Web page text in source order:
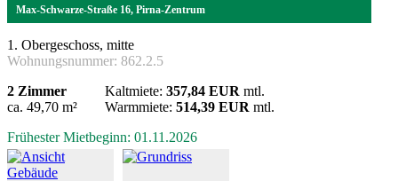
Max-Schwarze-Straße 16, Pirna-Zentrum
1. Obergeschoss, mitte
Wohnungsnummer: 862.2.5
2 Zimmer
ca. 49,70 m²
Kaltmiete: 357,84 EUR mtl.
Warmmiete: 514,39 EUR mtl.
Frühester Mietbeginn: 01.11.2026